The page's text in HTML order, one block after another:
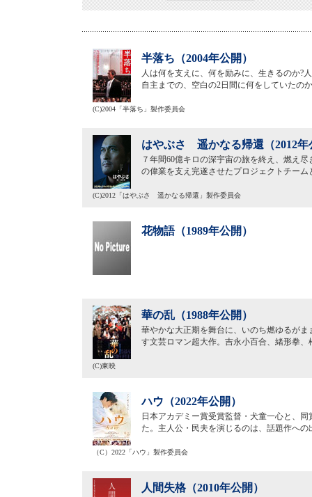
半落ち（2004年公開）
人は何を支えに、何を励みに、生きるのか?
自主までの、空白の2日間に何をしていたの
(C)2004「半落ち」製作委員会
はやぶさ 遥かなる帰還（2012年
７年間60億キロの深宇宙の旅を終え、燃え
の偉業を支え完遂させたプロジェクトチー
(C)2012「はやぶさ 遥かなる帰還」製作委員会
花物語（1989年公開）
華の乱（1988年公開）
華やかな大正期を舞台に、いのち燃ゆるが
す文芸ロマン超大作。吉永小百合、緒形拳
(C)東映
ハウ（2022年公開）
日本アカデミー賞受賞監督・犬童一心と、
た。主人公・民夫を演じるのは、話題作へ
（C）2022「ハウ」製作委員会
人間失格（2010年公開）